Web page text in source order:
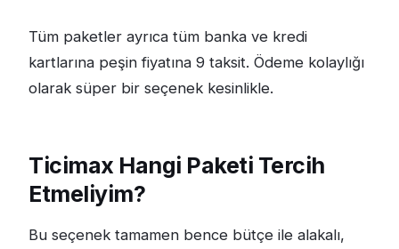
Tüm paketler ayrıca tüm banka ve kredi
kartlarına peşin fiyatına 9 taksit. Ödeme kolaylığı
olarak süper bir seçenek kesinlikle.
Ticimax Hangi Paketi Tercih
Etmeliyim?
Bu seçenek tamamen bence bütçe ile alakalı,